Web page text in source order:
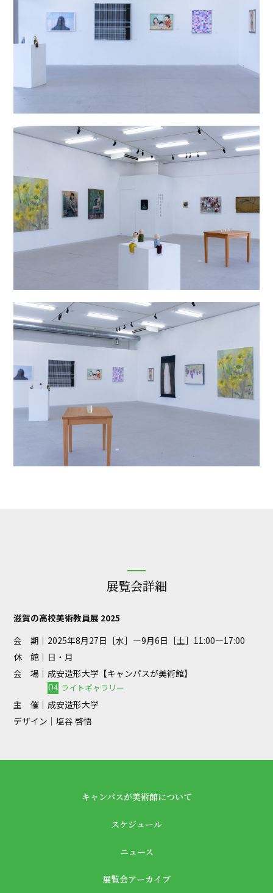
展覧会詳細
滋賀の高校美術教員展 2025
会 期｜ 2025年8月27日［水］—9月6日［土］11:00—17:00
休 館｜ 日・月
会 場｜成安造形大学【キャンパスが美術館】
04 ライトギャラリー
主 催｜成安造形大学
デザイン｜塩谷 啓悟
キャンパスが美術館について
スケジュール
ニュース
展覧会アーカイブ